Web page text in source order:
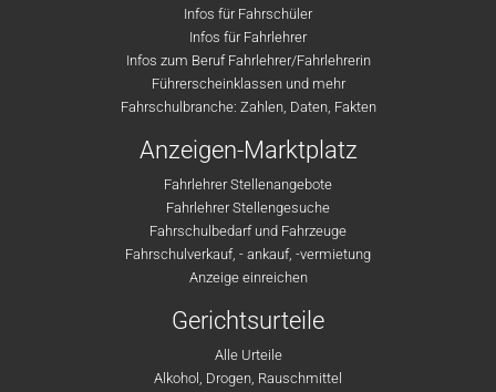
Infos für Fahrschüler
Infos für Fahrlehrer
Infos zum Beruf Fahrlehrer/Fahrlehrerin
Führerscheinklassen und mehr
Fahrschulbranche: Zahlen, Daten, Fakten
Anzeigen-Marktplatz
Fahrlehrer Stellenangebote
Fahrlehrer Stellengesuche
Fahrschulbedarf und Fahrzeuge
Fahrschulverkauf, - ankauf, -vermietung
Anzeige einreichen
Gerichtsurteile
Alle Urteile
Alkohol, Drogen, Rauschmittel